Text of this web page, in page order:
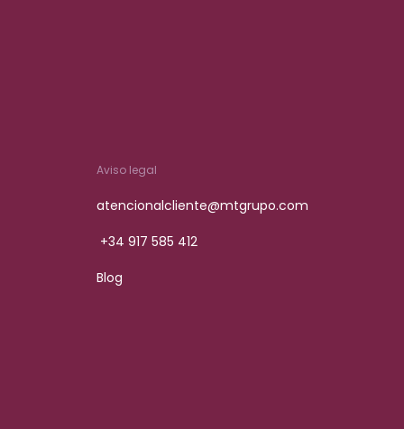
Aviso legal
atencionalcliente@mtgrupo.com
+34 917 585 412
Blog